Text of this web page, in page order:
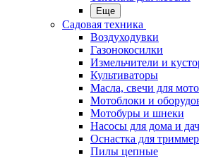
Еще
Садовая техника
Воздуходувки
Газонокосилки
Измельчители и
Культиваторы
Масла, свечи для
Мотоблоки и
Мотобуры и шнеки
Насосы для дома и
Оснастка для
Пилы цепные